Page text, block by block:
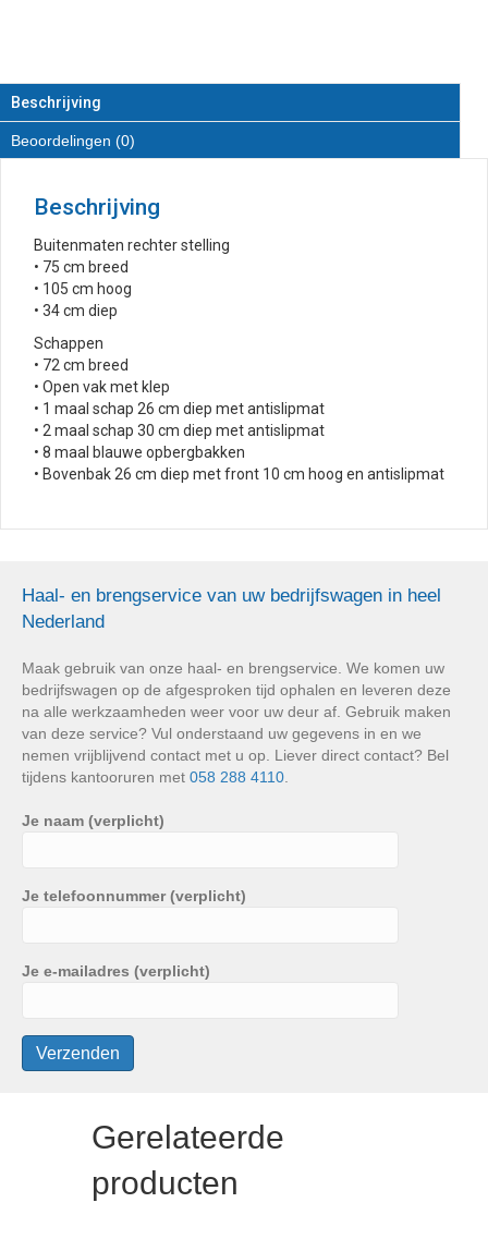
T2
aantal
Beschrijving
Beoordelingen (0)
Beschrijving
Buitenmaten rechter stelling
• 75 cm breed
• 105 cm hoog
• 34 cm diep
Schappen
• 72 cm breed
• Open vak met klep
• 1 maal schap 26 cm diep met antislipmat
• 2 maal schap 30 cm diep met antislipmat
• 8 maal blauwe opbergbakken
• Bovenbak 26 cm diep met front 10 cm hoog en antislipmat
Haal- en brengservice van uw bedrijfswagen in heel
Nederland
Maak gebruik van onze haal- en brengservice. We komen uw
bedrijfswagen op de afgesproken tijd ophalen en leveren deze
na alle werkzaamheden weer voor uw deur af. Gebruik maken
van deze service? Vul onderstaand uw gegevens in en we
nemen vrijblijvend contact met u op. Liever direct contact? Bel
tijdens kantooruren met 058 288 4110
Je naam (verplicht)
Je telefoonnummer (verplicht)
Je e-mailadres (verplicht)
Gerelateerde
producten